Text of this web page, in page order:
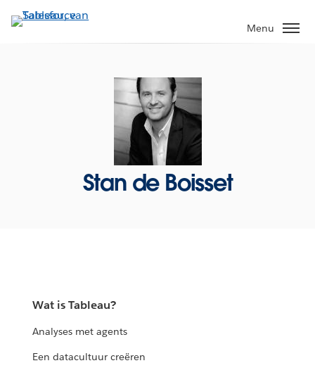
Verder
naar
Menu
Stan de Boisset
Wat is Tableau?
Analyses met agents
Een datacultuur creëren